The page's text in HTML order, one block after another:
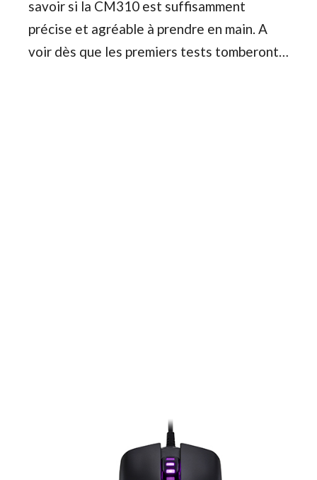
savoir si la CM310 est suffisamment
précise et agréable à prendre en main. A
voir dès que les premiers tests tomberont…